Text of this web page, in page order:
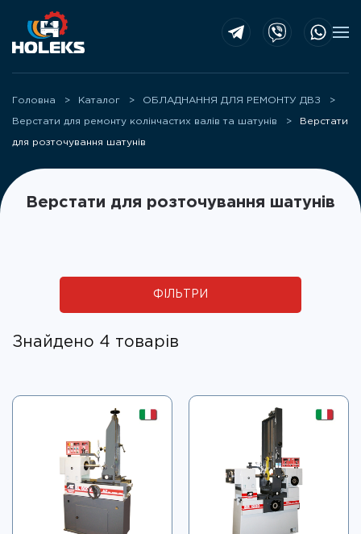
Skip to main content
Головна Каталог ОБЛАДНАННЯ ДЛЯ РЕМОНТУ ДВЗ
Верстати для ремонту колінчастих валів та шатунів Верстати
для розточування шатунів
Верстати для розточування шатунів
ФІЛЬТРИ
Знайдено 4 товарів